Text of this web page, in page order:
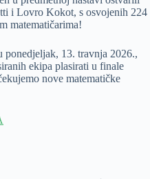
i Lovro Kokot, s osvojenih 224
matematičarima!
13. travnja 2026.,
ekipa plasirati u finale
nove matematičke